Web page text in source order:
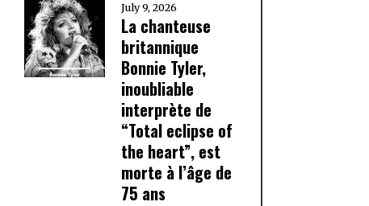
July 9, 2026
La chanteuse
britannique
Bonnie Tyler,
inoubliable
interprète de
“Total eclipse of
the heart”, est
morte à l’âge de
75 ans